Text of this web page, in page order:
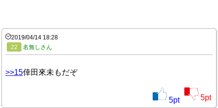
2019/04/14 18:28
22
名無しさん
>>15倖田來未もだぞ
5pt 5pt